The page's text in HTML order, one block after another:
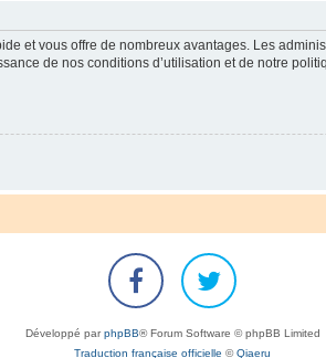
et vous offre de nombreux avantages. Les
de nos conditions d’utilisation et de notre
Développé parphpBB® Forum Software © phpBB Limited
Traduction française officielle ©Qiaeru